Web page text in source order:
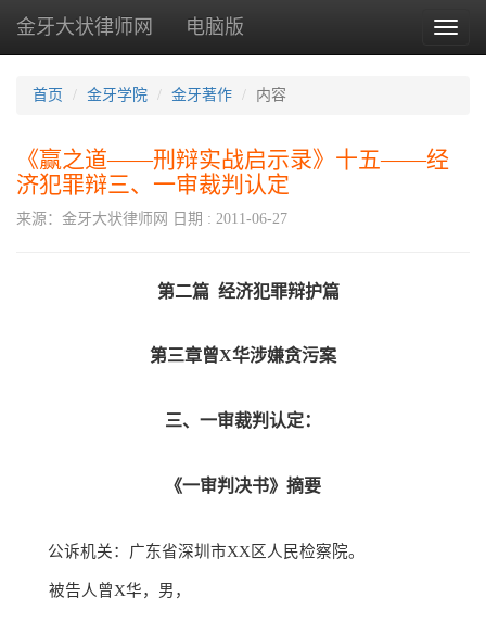
Toggle
金牙大状律师网 电脑版
首页 金牙学院 金牙著作 内容
《赢之道——刑辩实战启示录》十五——经
济犯罪辩三、一审裁判认定
来源：金牙大状律师网 日期 : 2011-06-27
第二篇 经济犯罪辩护篇
第三章曾X华涉嫌贪污案
三、一审裁判认定：
《一审判决书》摘要
公诉机关：广东省深圳市XX区人民检察院。
被告人曾X华，男，